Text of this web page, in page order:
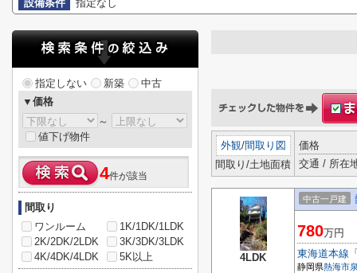
設備条件
指定なし
外観/間取り図
間取り/土地面積
価格
交通 / 所在
4LDK
中古一戸建
780万円
東海道本線
静岡県熱海市
指定しない 新築
中古
▼価格
～
値下げ物件
4件が該当
間取り
ワンルーム
1K/1DK/1LDK
2K/2DK/2LDK
3K/3DK/3LDK
4K/4DK/4LDK
5K以上